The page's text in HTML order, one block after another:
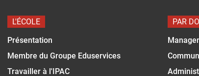
L'ÉCOLE
Présentation
Membre du Groupe Eduservices
Travailler à l'IPAC
PAR